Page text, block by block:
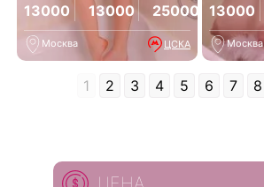
13000 13000 25000
Москва ЦСКА
13000
Москва
1 2 3 4 5 6 7 8